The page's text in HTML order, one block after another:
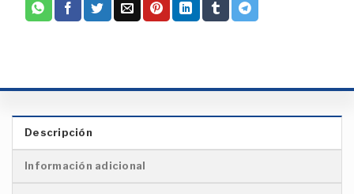
Descripción
Información adicional